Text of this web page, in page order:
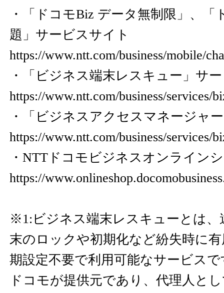
・「ドコモBiz データ無制限」、「
題」サービスサイト
https://www.ntt.com/business/mobile/
・「ビジネス端末レスキュー」サ
https://www.ntt.com/business/services/
・「ビジネスアクセスマネージャ
https://www.ntt.com/business/services/
・NTTドコモビジネスオンライン
https://
※1:ビジネス端末レスキューとは、
末のロックや初期化など紛失時に
期設定不要で利用可能なサービス
ドコモが提供元であり、代理人と